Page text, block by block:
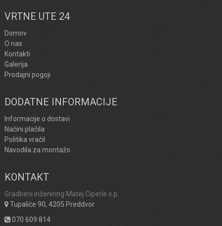
VRTNE UTE 24
Domov
O nas
Kontakti
Galerija
Prodajni pogoji
DODATNE INFORMACIJE
Informacije o dostavi
Načini plačila
Politika vračil
Navodila za montažo
KONTAKT
Gradbeni inženiring Matej Ciperle s.p.
Tupaliče 90, 4205 Preddvor
070 609 814